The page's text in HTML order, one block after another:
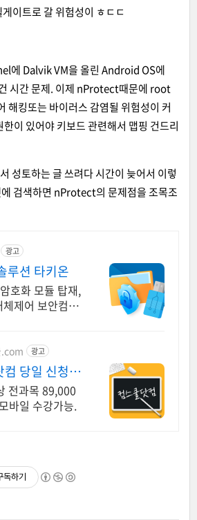
이트로 갈 위험성이 ㅎㄷㄷ
에 Dalvik VM을 올린 Android OS에
시간 문제. 이제 nProtect때문에 root
해킹또는 바이러스 감염될 위험성이 커
이 있어야 키보드 관련해서 맵핑 건드리
성토하는 글 쓰려다 시간이 늦어서 이렇
검색하면 nProtect의 문제점을 조목조
광고
루션 타키온
호화 모듈 탑재,
제어 보안컴플
광고
당일 신청&
전과목 89,000
바일 수강가능.
독하기